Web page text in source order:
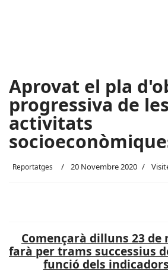
Aprovat el pla
progressiva de les
activitats
Reportatges 20 Novembre 2020
Començarà dilluns 23 de
farà per trams successius
funció dels